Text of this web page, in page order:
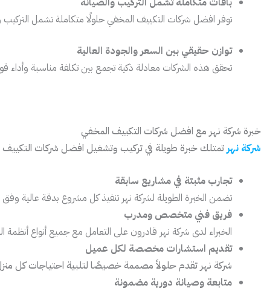
توفر افضل شركات التكييف المخفي حلولًا متكاملة تشمل
توازن حقيقي بين السعر والجودة العالية
تحقق هذه الشركات معادلة ذكية تجمع بين تكلفة مناسبة وأداء
خبرة شركة نهر مع افضل شركات التكييف المخفي
شركة نهرتمتلك خبرة طويلة في تركيب وتشغيل افضل شركات
تجارب مثبتة في مشاريع سابقة
تضمن الخبرة الطويلة لشركة نهر تنفيذ كل مشروع بدقة عالية وفق
فريق فني متخصص ومدرب
الخبراء لدى شركة نهر قادرون على التعامل مع جميع أنواع
تقديم استشارات مخصصة لكل عميل
شركة نهر تقدم حلولاً مصممة خصيصًا لتلبية احتياجات كل
متابعة وصيانة دورية مضمونة